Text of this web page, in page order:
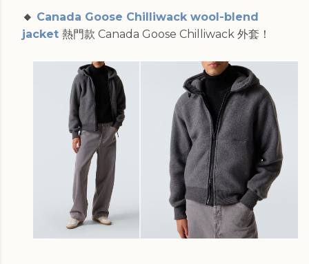
🔸 Canada Goose Chilliwack wool-blend
jacket 熱門款 Canada Goose Chilliwack 外套！